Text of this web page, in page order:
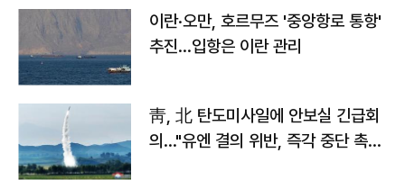
이란·오만, 호르무즈 '중앙항로 통항'
추진…입항은 이란 관리
靑, 北 탄도미사일에 안보실 긴급회
의…"유엔 결의 위반, 즉각 중단 촉